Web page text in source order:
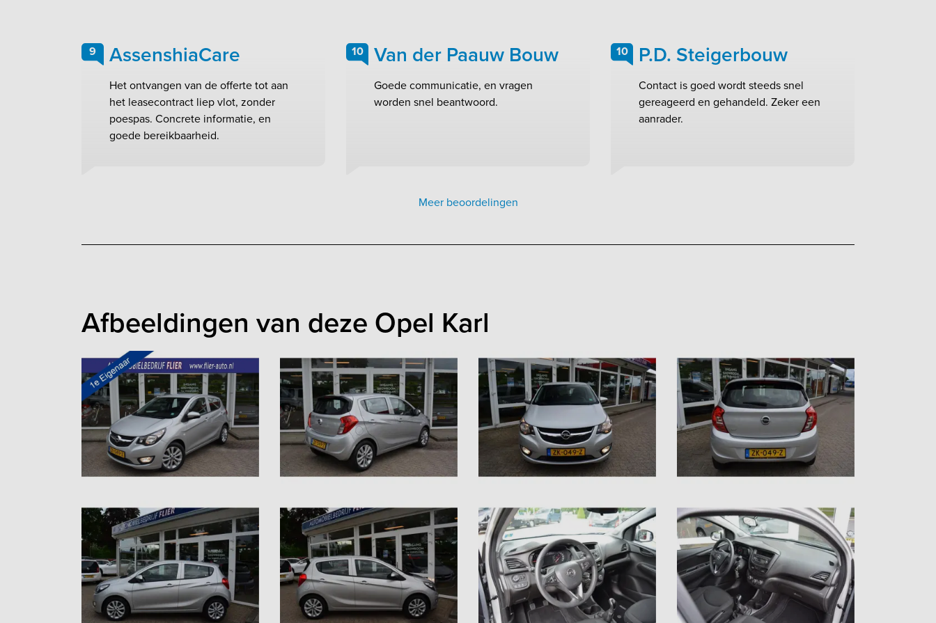
9 AssenshiaCare
Het ontvangen van de offerte tot aan
het leasecontract liep vlot, zonder
poespas. Concrete informatie, en
goede bereikbaarheid.
10 Van der Paauw Bouw
Goede communicatie, en vragen
worden snel beantwoord.
10 P.D. Steigerbouw
Contact is goed wordt steeds snel
gereageerd en gehandeld. Zeker een
aanrader.
Meer beoordelingen
Afbeeldingen van deze Opel Karl